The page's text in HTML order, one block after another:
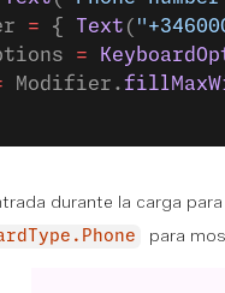
= { Text (
=
Modifier.
durante la carga
para